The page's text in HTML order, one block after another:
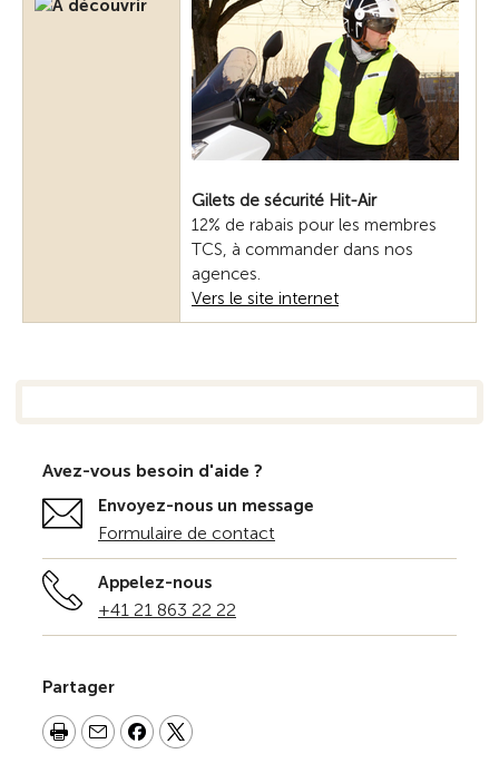
Gilets de sécurité Hit-Air
12% de rabais pour les membres
TCS, à commander dans nos
agences.
Vers le site internet
Avez-vous besoin d'aide ?
Envoyez-nous un message
Formulaire de contact
Appelez-nous
+41 21 863 22 22
Partager